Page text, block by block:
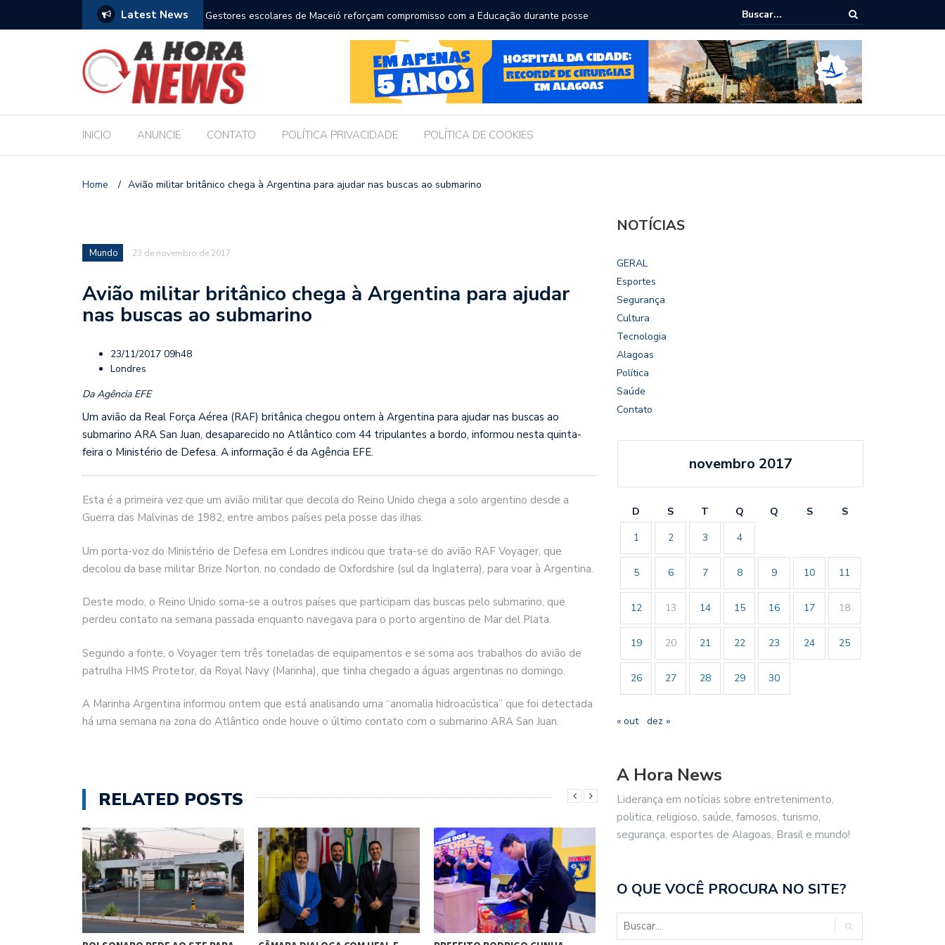
Latest News
com a Educação durante posse Bolsonaro pede ao STF para receber os filhos no Dia dos Pais
Câmara dialoga com UFAL e Faculdade de Coimbra sobre parcerias para
Legislativo
INICIO ANUNCIE CONTATO POLÍTICA PRIVACIDADE POLÍTICA DE COOKIES
Home / Avião militar britânico chega à Argentina para ajudar nas buscas ao submarino
Mundo 23 de novembro de 2017
Avião militar britânico chega à Argentina para ajudar
nas buscas ao submarino
23/11/2017 09h48
Londres
Da Agência EFE
Um avião da Real Força Aérea (RAF) britânica chegou ontem à Argentina para ajudar nas buscas ao
submarino ARA San Juan, desaparecido no Atlântico com 44 tripulantes a bordo, informou nesta quinta-
feira o Ministério de Defesa. A informação é da Agência EFE.
Esta é a primeira vez que um avião militar que decola do Reino Unido chega a solo argentino desde a
Guerra das Malvinas de 1982, entre ambos países pela posse das ilhas.
Um porta-voz do Ministério de Defesa em Londres indicou que trata-se do avião RAF Voyager, que
decolou da base militar Brize Norton, no condado de Oxfordshire (sul da Inglaterra), para voar à Argentina.
Deste modo, o Reino Unido soma-se a outros países que participam das buscas pelo submarino, que
perdeu contato na semana passada enquanto navegava para o porto argentino de Mar del Plata.
Segundo a fonte, o Voyager tem três toneladas de equipamentos e se soma aos trabalhos do avião de
patrulha HMS Protetor, da Royal Navy (Marinha), que tinha chegado a águas argentinas no domingo.
A Marinha Argentina informou ontem que está analisando uma “anomalia hidroacústica” que foi detectada
há uma semana na zona do Atlântico onde houve o último contato com o submarino ARA San Juan.
RELATED POSTS
NOTÍCIAS
GERAL
Esportes
Segurança
Cultura
Tecnologia
Alagoas
Política
Saúde
Contato
novembro 2017
D S T Q Q S
S
1
2 3 4
5 6 7 8 9 10 11
12 13 14 15 16 17 18
19 20 21 22 23 24 25
26 27 28 29 30
« out dez »
A Hora News
Liderança em notícias sobre entretenimento,
politica, religioso, saúde, famosos, turismo,
segurança, esportes de Alagoas, Brasil e mundo!
O QUE VOCÊ PROCURA NO SITE?